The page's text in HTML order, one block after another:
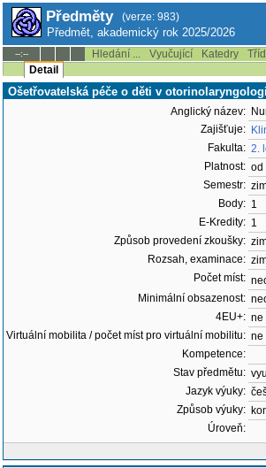
Předměty (verze: 983)
Předmět, akademický rok 2025/2026
--:-- Hledání ... Vyučující Katedry
Detail
Ošetřovatelská péče o děti v
Anglický název:
Zajišťuje:
Fakulta: 2.
Platnost: od
Semestr:
Body: 1
E-Kredity: 1
Způsob provedení zkoušky:
Rozsah, examinace:
Počet míst:
Minimální obsazenost:
4EU+: ne
Virtuální mobilita / počet míst pro virtuální mobilitu: ne
Kompetence:
Stav předmětu:
Jazyk výuky:
Způsob výuky:
Úroveň: